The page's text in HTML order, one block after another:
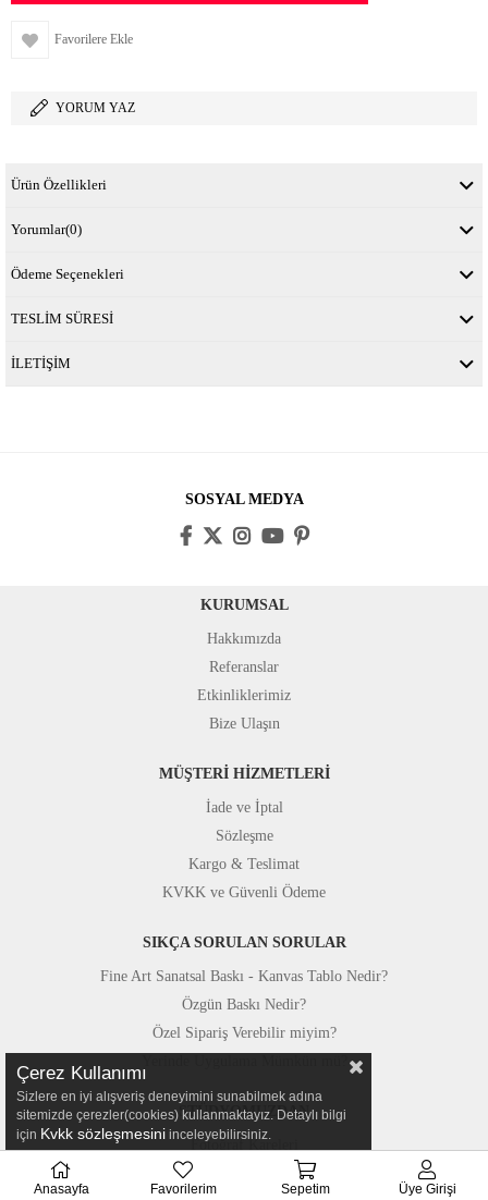
Favorilere Ekle
YORUM YAZ
Ürün Özellikleri
Yorumlar(0)
Ödeme Seçenekleri
TESLİM SÜRESİ
İLETİŞİM
SOSYAL MEDYA
KURUMSAL
Hakkımızda
Referanslar
Etkinliklerimiz
Bize Ulaşın
MÜŞTERİ HİZMETLERİ
İade ve İptal
Sözleşme
Kargo & Teslimat
KVKK ve Güvenli Ödeme
SIKÇA SORULAN SORULAR
Fine Art Sanatsal Baskı - Kanvas Tablo Nedir?
Özgün Baskı Nedir?
Özel Sipariş Verebilir miyim?
STÜDYOMUZDAN
Fotoğraf Kareleri
Basında Canvastar
Çerez Kullanımı
Sizlere en iyi alışveriş deneyimini sunabilmek adına
sitemizde çerezler(cookies) kullanmaktayız. Detaylı bilgi
için Kvkk sözleşmesini inceleyebilirsiniz.
Anasayfa Favorilerim Sepetim Üye Girişi